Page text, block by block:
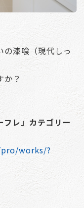
の漆喰（現代しっ
か？
レ」カテゴリー
works/?